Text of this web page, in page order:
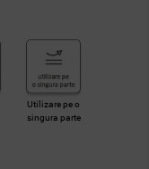
Utilizare pe o
singura parte